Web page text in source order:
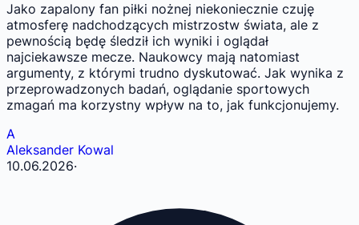
Jako zapalony fan piłki nożnej niekoniecznie czuję
atmosferę nadchodzących mistrzostw świata, ale z
pewnością będę śledził ich wyniki i oglądał
najciekawsze mecze. Naukowcy mają natomiast
argumenty, z którymi trudno dyskutować. Jak wynika z
przeprowadzonych badań, oglądanie sportowych
zmagań ma korzystny wpływ na to, jak funkcjonujemy.
A
Aleksander Kowal
10.06.2026·